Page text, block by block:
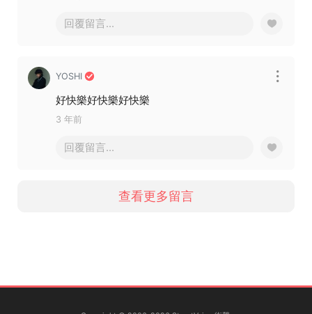
回覆留言...
YOSHI
好快樂好快樂好快樂
3 年前
回覆留言...
查看更多留言